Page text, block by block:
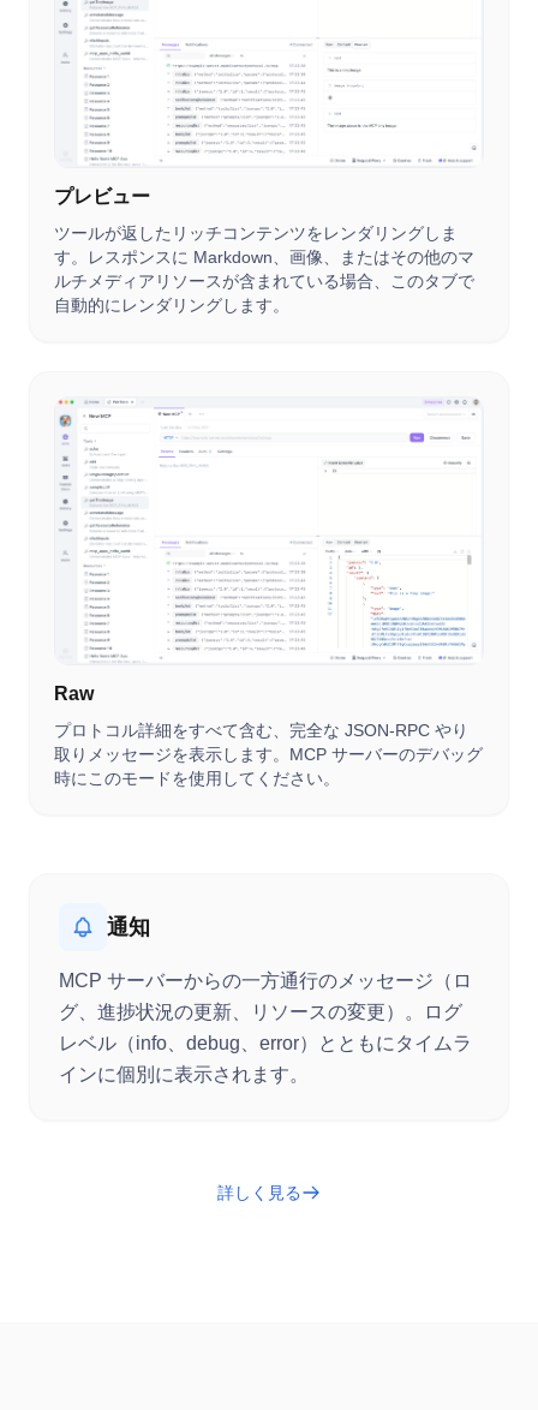
プレビュー
ツールが返したリッチコンテンツをレンダリングしま
す。レスポンスに Markdown、画像、またはその他のマ
ルチメディアリソースが含まれている場合、このタブで
自動的にレンダリングします。
Raw
プロトコル詳細をすべて含む、完全な JSON-RPC やり
取りメッセージを表示します。MCP サーバーのデバッグ
時にこのモードを使用してください。
通知
MCP サーバーからの一方通行のメッセージ（ロ
グ、進捗状況の更新、リソースの変更）。ログ
レベル（info、debug、error）とともにタイムラ
インに個別に表示されます。
詳しく見る